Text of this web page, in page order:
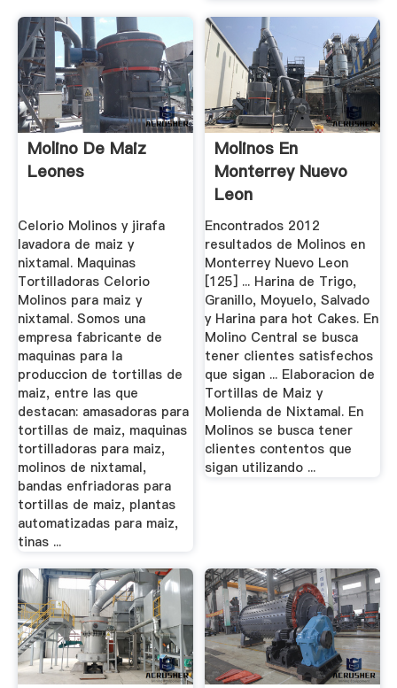
Molino De Maiz
Leones
Celorio Molinos y jirafa
lavadora de maiz y
nixtamal. Maquinas
Tortilladoras Celorio
Molinos para maiz y
nixtamal. Somos una
empresa fabricante de
maquinas para la
produccion de tortillas de
maiz, entre las que
destacan: amasadoras para
tortillas de maiz, maquinas
tortilladoras para maiz,
molinos de nixtamal,
bandas enfriadoras para
tortillas de maiz, plantas
automatizadas para maiz,
tinas ...
Molinos En
Monterrey Nuevo
Leon
Encontrados 2012
resultados de Molinos en
Monterrey Nuevo Leon
[125] ... Harina de Trigo,
Granillo, Moyuelo, Salvado
y Harina para hot Cakes. En
Molino Central se busca
tener clientes satisfechos
que sigan ... Elaboracion de
Tortillas de Maiz y
Molienda de Nixtamal. En
Molinos se busca tener
clientes contentos que
sigan utilizando ...